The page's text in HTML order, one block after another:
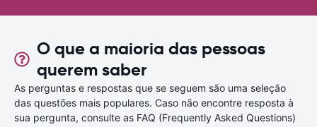
O que a maioria das pessoas
querem saber
As perguntas e respostas que se seguem são uma seleção
das questões mais populares. Caso não encontre resposta à
sua pergunta, consulte as FAQ (Frequently Asked Questions)